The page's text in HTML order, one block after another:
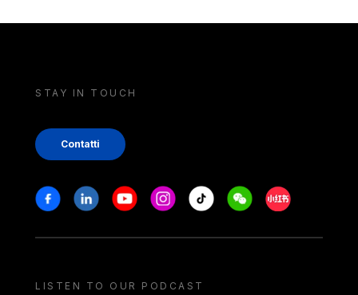
STAY IN TOUCH
Contatti
Stay in touch
FacebookLinkedinYoutubeInstagram
Tiktok WeechatXiaohongshu/
LISTEN TO OUR PODCAST